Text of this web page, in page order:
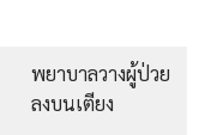
พยาบาลวางผู้ป่วย
ลงบนเตียง